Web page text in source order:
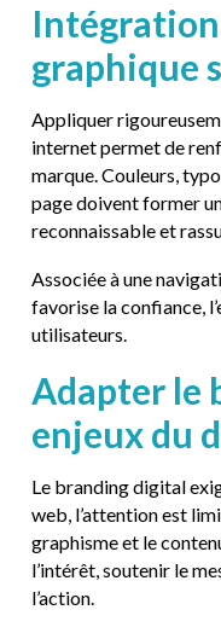
graphique
Appliquer
internet permet de
marque. Couleurs,
page doivent former
reconnaissable et
Associée à une
favorise la confiance,
utilisateurs.
Adapter le
enjeux du
Le branding digital
web, l’attention est
graphisme et le
l’intérêt, soutenir le
l’action.